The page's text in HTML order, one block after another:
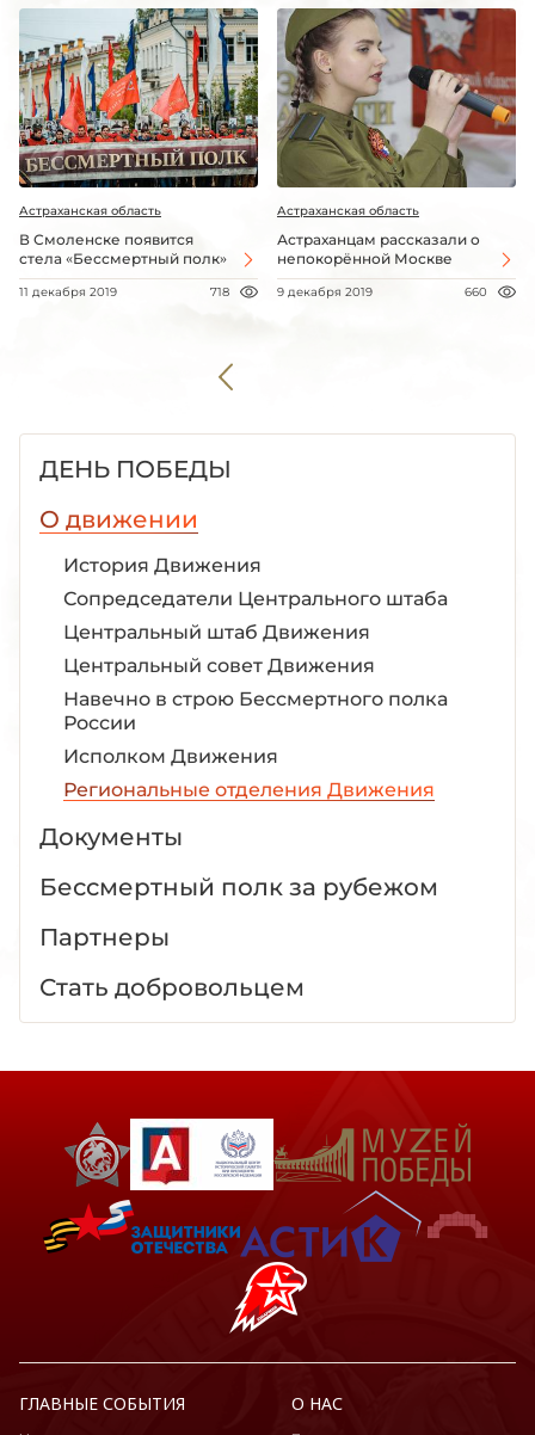
Астраханская область
В Смоленске появится
стела «Бессмертный полк»
11 декабря 2019 718
Астраханская область
Астраханцам рассказали о
непокорённой Москве
9 декабря 2019 660
ДЕНЬ ПОБЕДЫ
О движении
История Движения
Сопредседатели Центрального штаба
Центральный штаб Движения
Центральный совет Движения
Навечно в строю Бессмертного полка
России
Исполком Движения
Региональные отделения Движения
Документы
Бессмертный полк за рубежом
Партнеры
Стать добровольцем
ГЛАВНЫЕ СОБЫТИЯ О НАС